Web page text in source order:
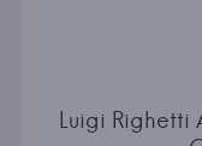
Luigi